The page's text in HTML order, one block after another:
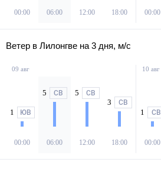
00:00 06:00 12:00 18:00 00:00
Ветер в Лилонгве на 3 дня, м/с
09 авг
1 ЮВ
00:00
5 СВ
06:00
5 СВ
12:00
3 СВ
18:00
10 авг
1 СВ
00:00